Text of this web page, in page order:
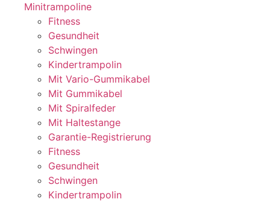
Minitrampoline
Fitness
Gesundheit
Schwingen
Kindertrampolin
Mit Vario-Gummikabel
Mit Gummikabel
Mit Spiralfeder
Mit Haltestange
Garantie-Registrierung
Fitness
Gesundheit
Schwingen
Kindertrampolin